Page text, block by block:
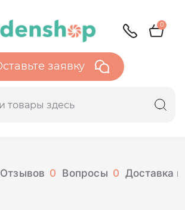
0
заявку
Отзывов 0 Вопросы 0 Доставка и